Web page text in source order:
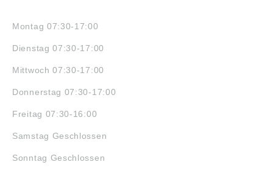
Montag 07:30-17:00
Dienstag 07:30-17:00
Mittwoch 07:30-17:00
Donnerstag 07:30-17:00
Freitag 07:30-16:00
Samstag Geschlossen
Sonntag Geschlossen